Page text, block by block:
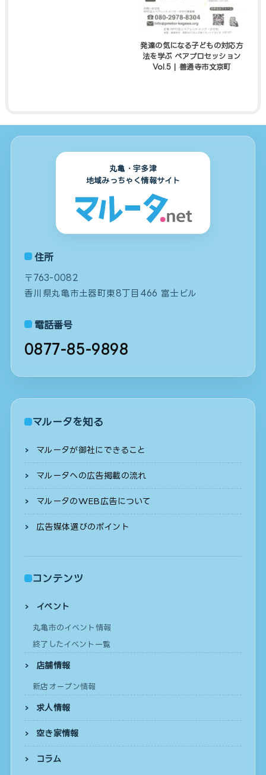
発達の気になる子どもの対応方
法を学ぶ ペアプロセッション
Vol.5 | 善通寺市文京町
丸亀・宇多津
地域みっちゃく情報サイト
住所
〒763-0082
香川県丸亀市土器町東8丁目466 富士ビル
電話番号
0877-85-9898
マルータを知る
マルータが御社にできること
マルータへの広告掲載の流れ
マルータのWEB広告について
広告媒体選びのポイント
コンテンツ
イベント
丸亀市のイベント情報
終了したイベント一覧
店舗情報
新店オープン情報
求人情報
空き家情報
コラム